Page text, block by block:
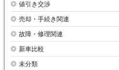
値引き交渉
売却・手続き関連
故障・修理関連
新車比較
未分類